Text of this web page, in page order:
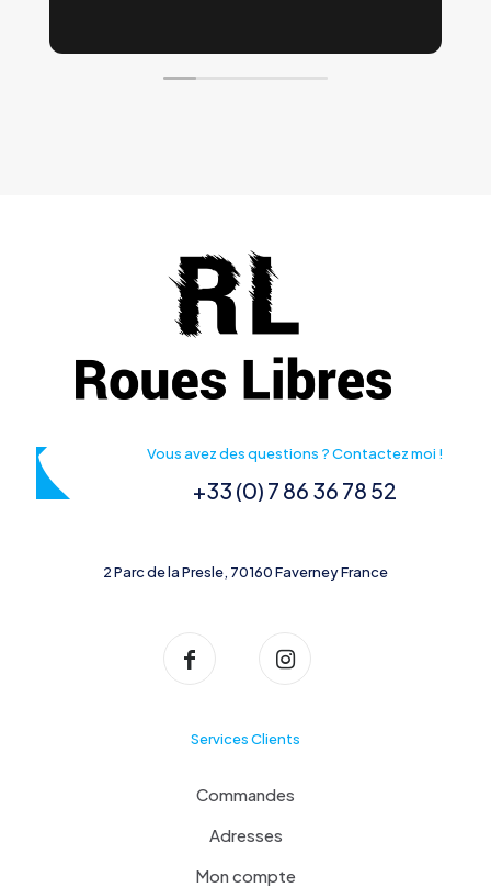
Vous avez des questions ? Contactez moi !
+33 (0) 7 86 36 78 52
2 Parc de la Presle, 70160 Faverney France
Services Clients
Commandes
Adresses
Mon compte